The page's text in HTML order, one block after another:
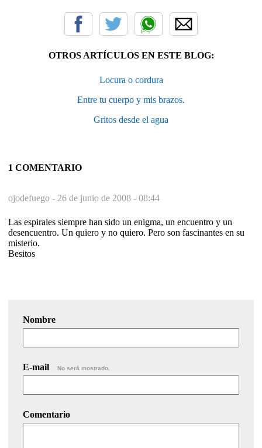
OTROS ARTÍCULOS EN ESTE BLOG:
Locura o cordura
Entre tu cuerpo y mis brazos.
Gritos desde el agua
1 COMENTARIO
ojodefuego - 26 de junio de 2008 - 08:44
Las espirales siempre han sido un enigma, un encuentro y un
desencuentro. Un quiero y no quiero. Pero son fascinantes en su
misterio.
Besitos
Nombre
E-mail No será mostrado.
Comentario